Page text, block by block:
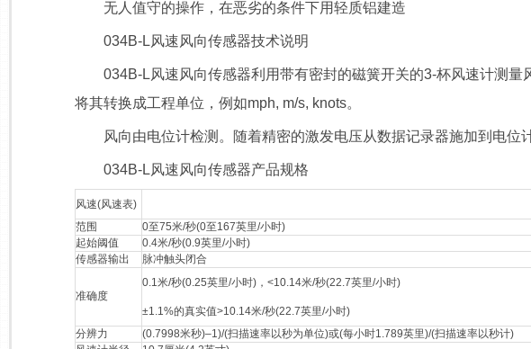
无人值守的操作，在恶劣的条件下用轻质铝建造
034B-L风速风向传感器技术说明
034B-L风速风向传感器利用带有密封的磁簧开关的3-杯风速计测量
将其转换成工程单位，例如mph, m/s, knots。
风向由电位计检测。随着精密的激发电压从数据记录器施加到电位
034B-L风速风向传感器产品规格
风速(风速表)
范围
0至75米/秒(0至167英里/小时)
起始阈值
0.4米/秒(0.9英里/小时)
传感器输出
脉冲触头闭合
准确度
0.1米/秒(0.25英里/小时)，<10.14米/秒(22.7英里/小时)
±1.1%的真实值>10.14米/秒(22.7英里/小时)
分辨力
(0.7998米秒)–1)/(扫描速率以秒为单位)或(每小时1.789英里)/(扫描速率以秒计)